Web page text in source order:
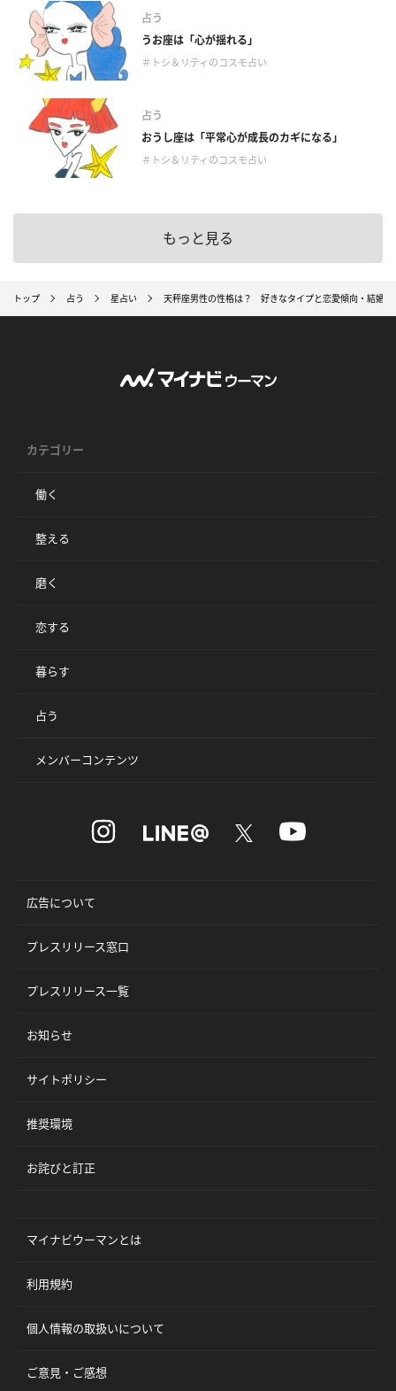
占う
うお座は「心が揺れる」
＃トシ＆リティのコスモ占い
占う
おうし座は「平常心が成長のカギになる」
＃トシ＆リティのコスモ占い
もっと見る
トップ 占う 星占い 天秤座男性の性格は？ 好きなタイプと恋愛傾向・結婚観
カテゴリー
働く
整える
磨く
恋する
暮らす
占う
メンバーコンテンツ
広告について
プレスリリース窓口
プレスリリース一覧
お知らせ
サイトポリシー
推奨環境
お詫びと訂正
マイナビウーマンとは
利用規約
個人情報の取扱いについて
ご意見・ご感想